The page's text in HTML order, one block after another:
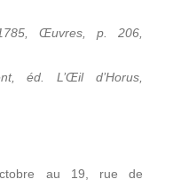
Œuvres, p. 206,
éd. L’Œil d’Horus,
au 19, rue de